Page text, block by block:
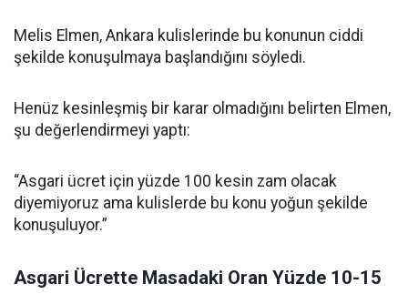
Melis Elmen, Ankara kulislerinde bu konunun ciddi
şekilde konuşulmaya başlandığını söyledi.
Henüz kesinleşmiş bir karar olmadığını belirten Elmen,
şu değerlendirmeyi yaptı:
“Asgari ücret için yüzde 100 kesin zam olacak
diyemiyoruz ama kulislerde bu konu yoğun şekilde
konuşuluyor.”
Asgari Ücrette Masadaki Oran Yüzde 10-15